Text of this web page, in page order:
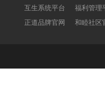
互生系统平台 福利管理
正道品牌官网
和睦社区